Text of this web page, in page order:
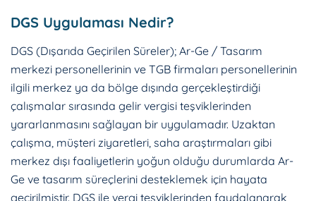
DGS Uygulaması Nedir?
DGS (Dışarıda Geçirilen Süreler); Ar-Ge / Tasarım
merkezi personellerinin ve TGB firmaları personellerinin
ilgili merkez ya da bölge dışında gerçekleştirdiği
çalışmalar sırasında gelir vergisi teşviklerinden
yararlanmasını sağlayan bir uygulamadır. Uzaktan
çalışma, müşteri ziyaretleri, saha araştırmaları gibi
merkez dışı faaliyetlerin yoğun olduğu durumlarda Ar-
Ge ve tasarım süreçlerini desteklemek için hayata
geçirilmiştir. DGS ile vergi teşviklerinden faydalanarak